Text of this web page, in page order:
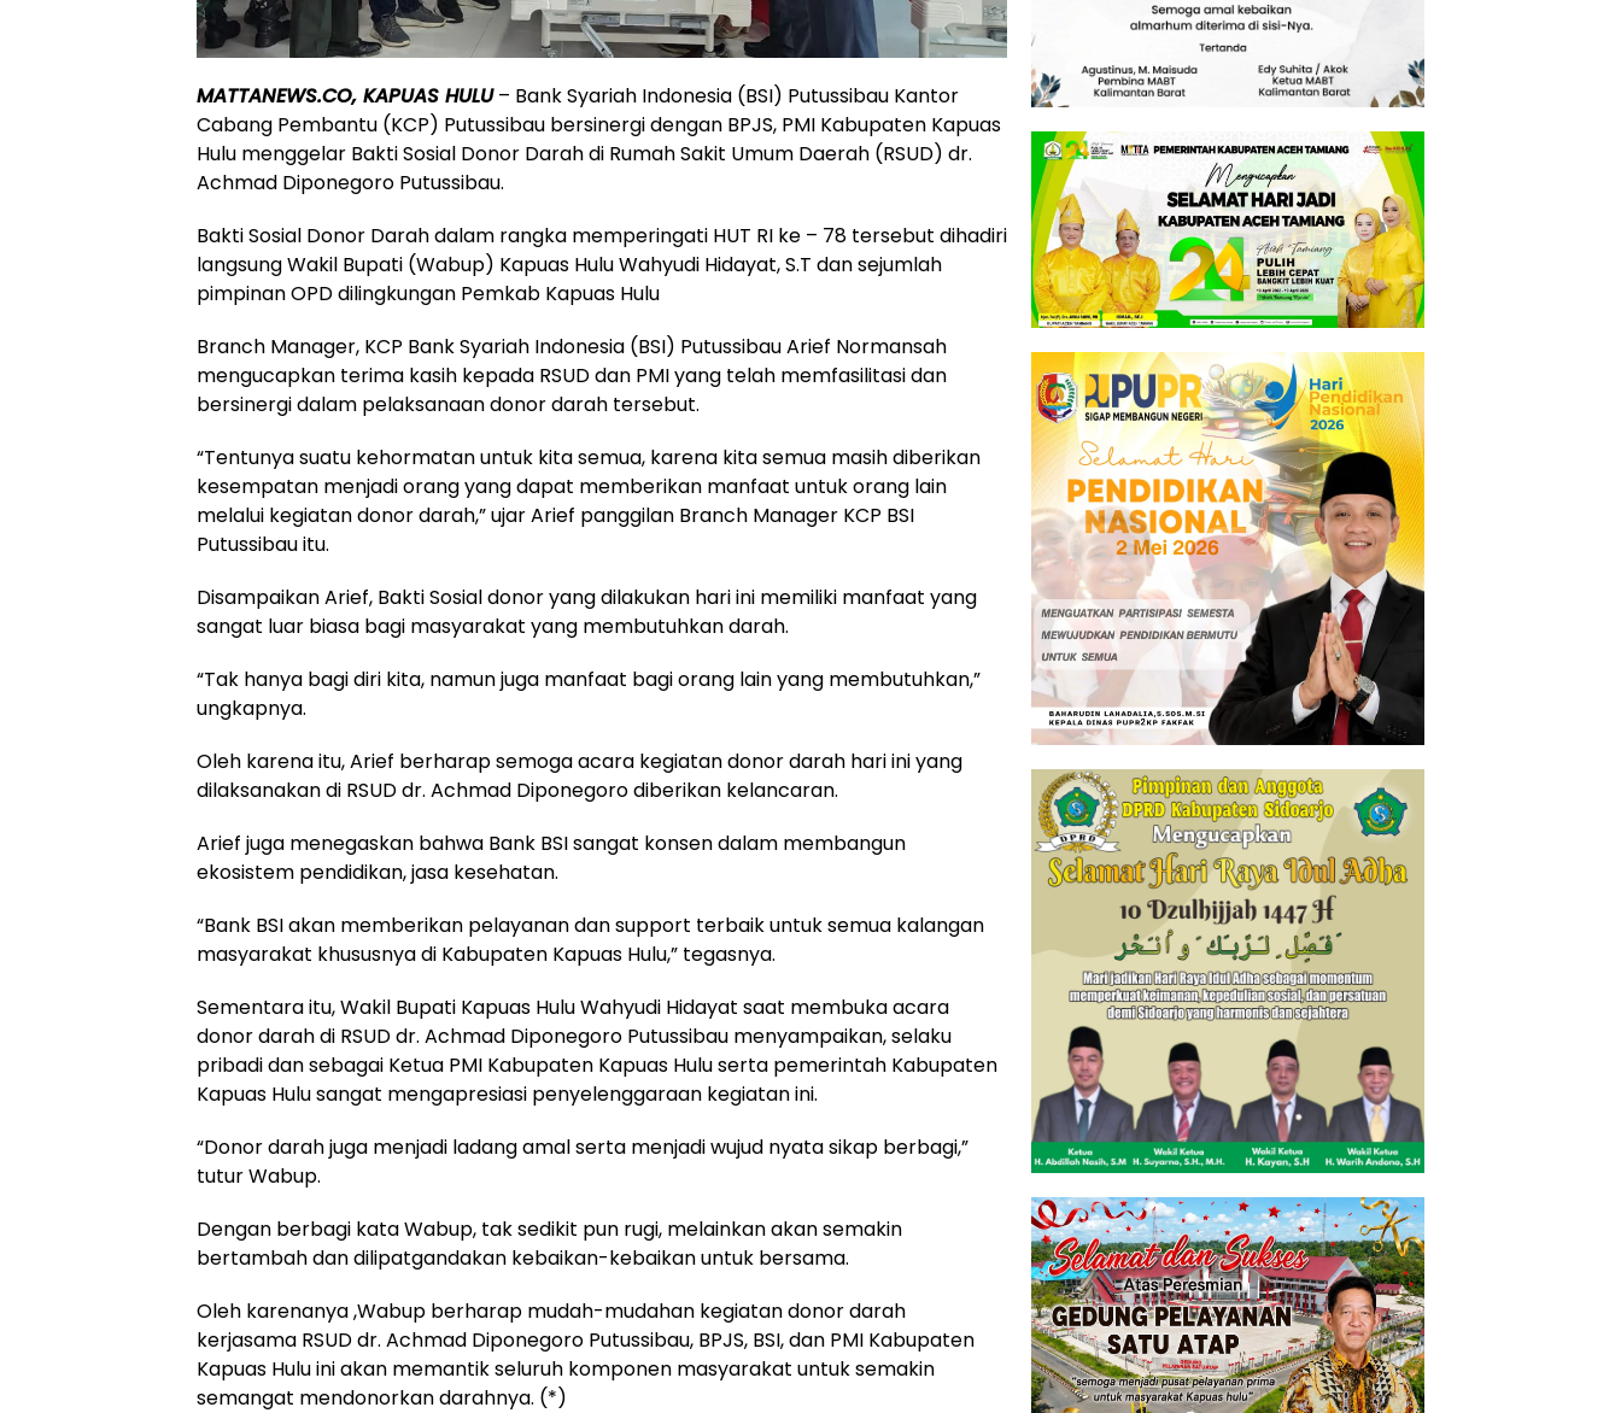
MATTANEWS.CO, KAPUAS HULU– Bank Syariah Indonesia (BSI) Putussibau Kantor
Cabang Pembantu (KCP) Putussibau bersinergi dengan BPJS, PMI Kabupaten Kapuas
Hulu menggelar Bakti Sosial Donor Darah di Rumah Sakit Umum Daerah (RSUD) dr.
Achmad Diponegoro Putussibau.
Bakti Sosial Donor Darah dalam rangka memperingati HUT RI ke – 78 tersebut dihadiri
langsung Wakil Bupati (Wabup) Kapuas Hulu Wahyudi Hidayat, S.T dan sejumlah
pimpinan OPD dilingkungan Pemkab Kapuas Hulu
Branch Manager, KCP Bank Syariah Indonesia (BSI) Putussibau Arief Normansah
mengucapkan terima kasih kepada RSUD dan PMI yang telah memfasilitasi dan
bersinergi dalam pelaksanaan donor darah tersebut.
“Tentunya suatu kehormatan untuk kita semua, karena kita semua masih diberikan
kesempatan menjadi orang yang dapat memberikan manfaat untuk orang lain
melalui kegiatan donor darah,” ujar Arief panggilan Branch Manager KCP BSI
Putussibau itu.
Disampaikan Arief, Bakti Sosial donor yang dilakukan hari ini memiliki manfaat yang
sangat luar biasa bagi masyarakat yang membutuhkan darah.
“Tak hanya bagi diri kita, namun juga manfaat bagi orang lain yang membutuhkan,”
ungkapnya.
Oleh karena itu, Arief berharap semoga acara kegiatan donor darah hari ini yang
dilaksanakan di RSUD dr. Achmad Diponegoro diberikan kelancaran.
Arief juga menegaskan bahwa Bank BSI sangat konsen dalam membangun
ekosistem pendidikan, jasa kesehatan.
“Bank BSI akan memberikan pelayanan dan support terbaik untuk semua kalangan
masyarakat khususnya di Kabupaten Kapuas Hulu,” tegasnya.
Sementara itu, Wakil Bupati Kapuas Hulu Wahyudi Hidayat saat membuka acara
donor darah di RSUD dr. Achmad Diponegoro Putussibau menyampaikan, selaku
pribadi dan sebagai Ketua PMI Kabupaten Kapuas Hulu serta pemerintah Kabupaten
Kapuas Hulu sangat mengapresiasi penyelenggaraan kegiatan ini.
“Donor darah juga menjadi ladang amal serta menjadi wujud nyata sikap berbagi,”
tutur Wabup.
Dengan berbagi kata Wabup, tak sedikit pun rugi, melainkan akan semakin
bertambah dan dilipatgandakan kebaikan-kebaikan untuk bersama.
Oleh karenanya ,Wabup berharap mudah-mudahan kegiatan donor darah
kerjasama RSUD dr. Achmad Diponegoro Putussibau, BPJS, BSI, dan PMI Kabupaten
Kapuas Hulu ini akan memantik seluruh komponen masyarakat untuk semakin
semangat mendonorkan darahnya. (*)